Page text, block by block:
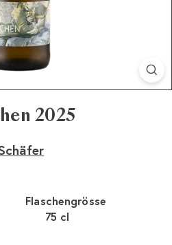
2025
Flaschengrösse
75 cl